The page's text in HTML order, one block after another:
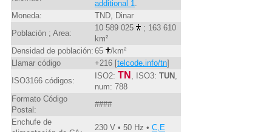
additional 1
Moneda:
TND, Dinar
Población ; Area:
10 589 025
; 163 610
km²
Densidad de población: 65
/km²
Llamar código
+216 [telcode.info/tn]
ISO3166 códigos:
ISO2: TN , ISO3: TUN,
num: 788
Formato Código
Postal:
####
Enchufe de
230 V • 50 Hz • C,E